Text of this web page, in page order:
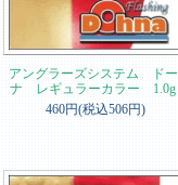
アングラーズシステム ドー
ナ レギュラーカラー 1.0g
460円(税込506円)